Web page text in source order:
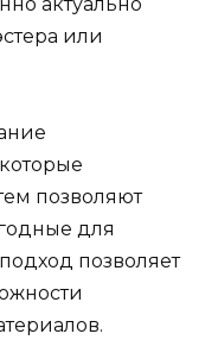
или
позволяют
для
позволяет